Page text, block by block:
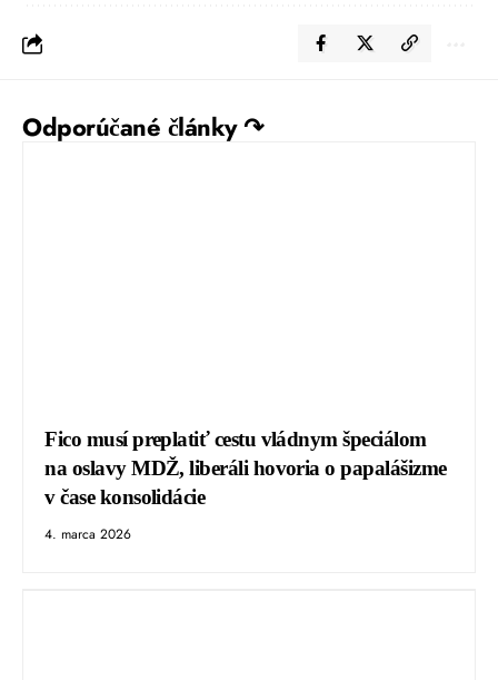
Odporúčané články ↷
Fico musí preplatiť cestu vládnym špeciálom
na oslavy MDŽ, liberáli hovoria o papalášizme
v čase konsolidácie
4. marca 2026